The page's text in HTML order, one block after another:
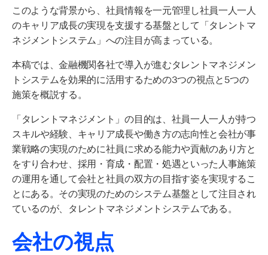
このような背景から、社員情報を一元管理し社員一人一人
のキャリア成長の実現を支援する基盤として「タレントマ
ネジメントシステム」への注目が高まっている。
本稿では、金融機関各社で導入が進むタレントマネジメン
トシステムを効果的に活用するための3つの視点と5つの
施策を概説する。
「タレントマネジメント」の目的は、社員一人一人が持つ
スキルや経験、キャリア成長や働き方の志向性と会社が事
業戦略の実現のために社員に求める能力や貢献のあり方と
をすり合わせ、採用・育成・配置・処遇といった人事施策
の運用を通して会社と社員の双方の目指す姿を実現するこ
とにある。その実現のためのシステム基盤として注目され
ているのが、タレントマネジメントシステムである。
会社の視点